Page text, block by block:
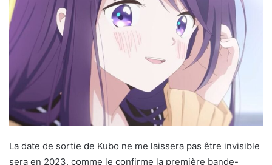
La date de sortie de Kubo ne me laissera pas être invisible
sera en 2023, comme le confirme la première bande-